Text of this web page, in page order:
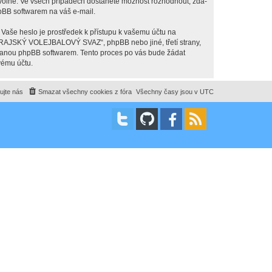
softwarem na váš e-mail.
heslo je prostředek k přístupu k vašemu účtu na
VOLEJBALOVÝ SVAZ“, phpBB nebo jiné, třetí strany,
phpBB softwarem. Tento proces po vás bude žádat
účtu.
Všechny časy jsou v UTC
Smazat všechny cookies z fóra
nás